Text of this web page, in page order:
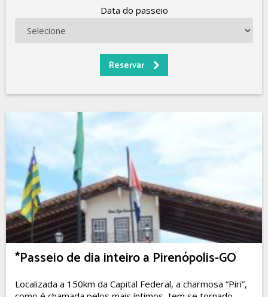
Data do passeio
*Passeio de dia inteiro a Pirenópolis-GO
Localizada a 150km da Capital Federal, a charmosa “Piri”,